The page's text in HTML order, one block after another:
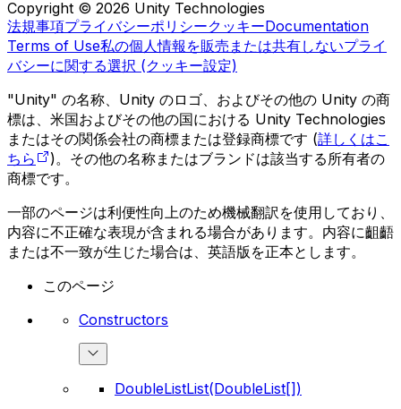
Copyright © 2026 Unity Technologies
法規事項プライバシーポリシークッキーDocumentation
Terms of Use私の個人情報を販売または共有しないプライ
バシーに関する選択 (クッキー設定)
"Unity" の名称、Unity のロゴ、およびその他の Unity の商
標は、米国およびその他の国における Unity Technologies
またはその関係会社の商標または登録商標です (詳しくはこ
ちら
)。その他の名称またはブランドは該当する所有者の
商標です。
一部のページは利便性向上のため機械翻訳を使用しており、
内容に不正確な表現が含まれる場合があります。内容に齟齬
または不一致が生じた場合は、英語版を正本とします。
このページ
Constructors
DoubleListList(DoubleList[])